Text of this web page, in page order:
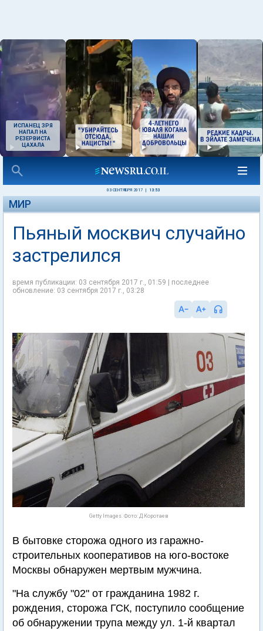
ИСПАНЕЦ ЗРЯ
НАПАЛ НА
РЕЗЕРВИСТА
ЦАХАЛА
03 СЕНТЯБРЯ 2017 13:53
МИР
Пьяный москвич случайно
застрелился
время публикации: 03 сентября 2017 г., 01:59 | последнее
обновление: 03 сентября 2017 г., 03:28
Getty Images. Фото: Д.Коротаев
В бытовке сторожа одного из гаражно-
строительных кооперативов на юго-востоке
Москвы обнаружен мертвым мужчина.
"На службу "02" от гражданина 1982 г.
рождения, сторожа ГСК, поступило сообщение
об обнаружении трупа между ул. 1-й квартал